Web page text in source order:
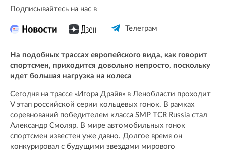
Подписывайтесь на нас в
Телеграм
На подобных трассах европейского вида, как говорит
спортсмен, приходится довольно непросто, поскольку
идет большая нагрузка на колеса
Сегодня на трассе «Игора Драйв» в Ленобласти проходит
V этап российской серии кольцевых гонок. В рамках
соревнований победителем класса SMP TCR Russia стал
Александр Смоляр. В мире автомобильных гонок
спортсмен известен уже давно. Долгое время он
конкурировал с будущими звездами мирового